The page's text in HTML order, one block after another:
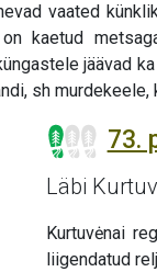
vaated
kaetud
jäävad
sh
73.
Läbi
Kurtuvėnai
liigendatud